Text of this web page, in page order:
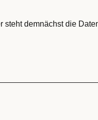
steht demnächst die